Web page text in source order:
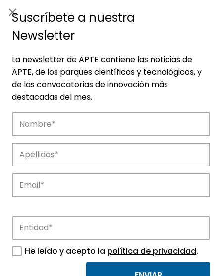
Empresas
Descubre las empresas que impulsan la
innovación en los parques de APTE.
LIBRERIA VANAOL SL
INFORMACIÓN, INFORMÁTICA Y
Suscríbete a nuestra
Newsletter
La newsletter de APTE contiene las noticias de
APTE, de los parques científicos y tecnológicos, y
de las convocatorias de innovación más
destacadas del mes.
He leído y acepto la política de privacidad.